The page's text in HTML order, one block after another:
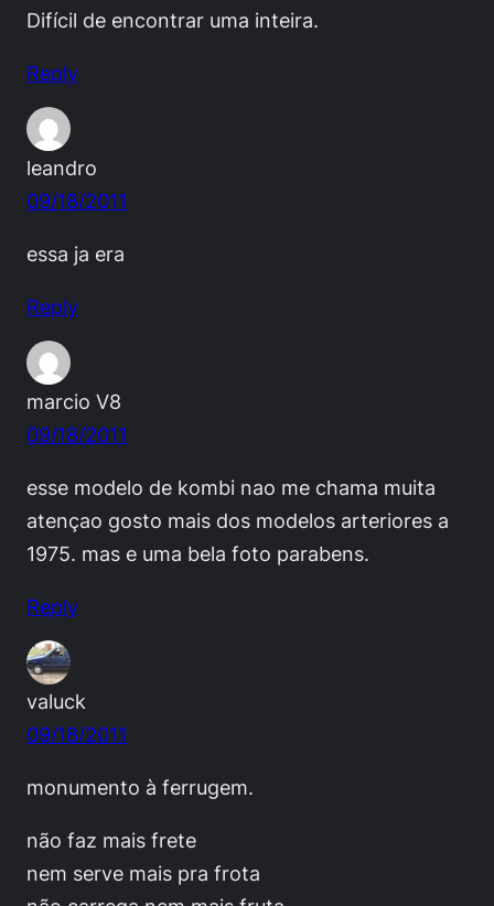
Difícil de encontrar uma inteira.
Reply
leandro
09/18/2011
essa ja era
Reply
marcio V8
09/18/2011
esse modelo de kombi nao me chama muita
atençao gosto mais dos modelos arteriores a
1975. mas e uma bela foto parabens.
Reply
valuck
09/18/2011
monumento à ferrugem.
não faz mais frete
nem serve mais pra frota